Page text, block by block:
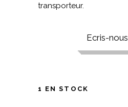
transporteur.
Ecris-nous
1 EN STOCK